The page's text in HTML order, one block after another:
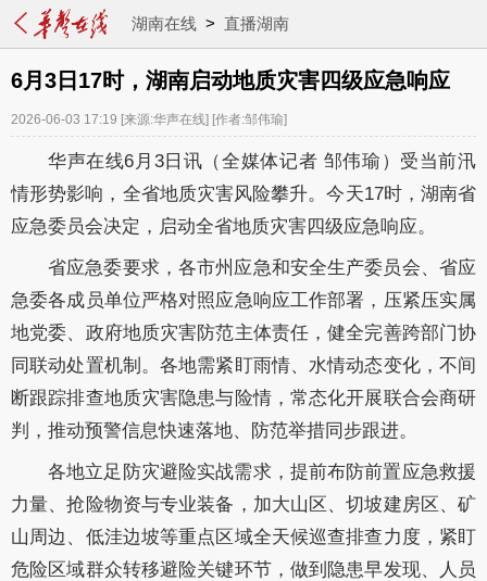
湖南在线> 直播湖南
6月3日17时，湖南启动地质灾害四级应急响应
2026-06-03 17:19 [来源:华声在线] [作者:邹伟瑜]
华声在线6月3日讯（全媒体记者 邹伟瑜）受当前汛
情形势影响，全省地质灾害风险攀升。今天17时，湖南省
应急委员会决定，启动全省地质灾害四级应急响应。
省应急委要求，各市州应急和安全生产委员会、省应
急委各成员单位严格对照应急响应工作部署，压紧压实属
地党委、政府地质灾害防范主体责任，健全完善跨部门协
同联动处置机制。各地需紧盯雨情、水情动态变化，不间
断跟踪排查地质灾害隐患与险情，常态化开展联合会商研
判，推动预警信息快速落地、防范举措同步跟进。
各地立足防灾避险实战需求，提前布防前置应急救援
力量、抢险物资与专业装备，加大山区、切坡建房区、矿
山周边、低洼边坡等重点区域全天候巡查排查力度，紧盯
危险区域群众转移避险关键环节，做到隐患早发现、人员